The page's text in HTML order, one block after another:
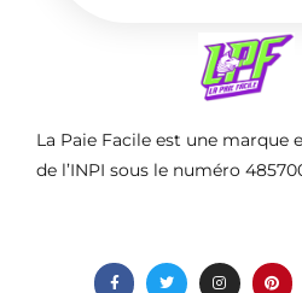
La Paie Facile est une marque
de l’INPI sous le numéro